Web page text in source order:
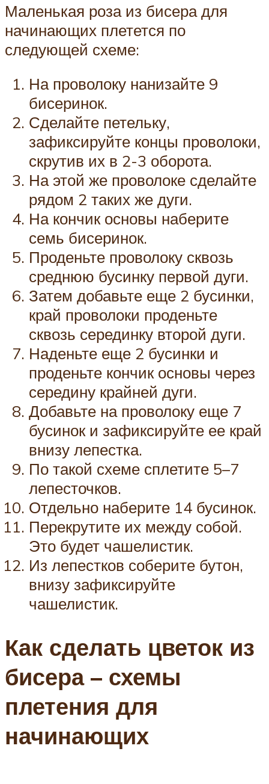
Маленькая роза из бисера для
начинающих плетется по
следующей схеме:
На проволоку нанизайте 9
бисеринок.
Сделайте петельку,
зафиксируйте концы проволоки,
скрутив их в 2-3 оборота.
На этой же проволоке сделайте
рядом 2 таких же дуги.
На кончик основы наберите
семь бисеринок.
Проденьте проволоку сквозь
среднюю бусинку первой дуги.
Затем добавьте еще 2 бусинки,
край проволоки проденьте
сквозь серединку второй дуги.
Наденьте еще 2 бусинки и
проденьте кончик основы через
середину крайней дуги.
Добавьте на проволоку еще 7
бусинок и зафиксируйте ее край
внизу лепестка.
По такой схеме сплетите 5–7
лепесточков.
Отдельно наберите 14 бусинок.
Перекрутите их между собой.
Это будет чашелистик.
Из лепестков соберите бутон,
внизу зафиксируйте
чашелистик.
Как сделать цветок из
бисера – схемы
плетения для
начинающих